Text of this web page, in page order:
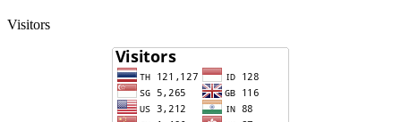
Visitors